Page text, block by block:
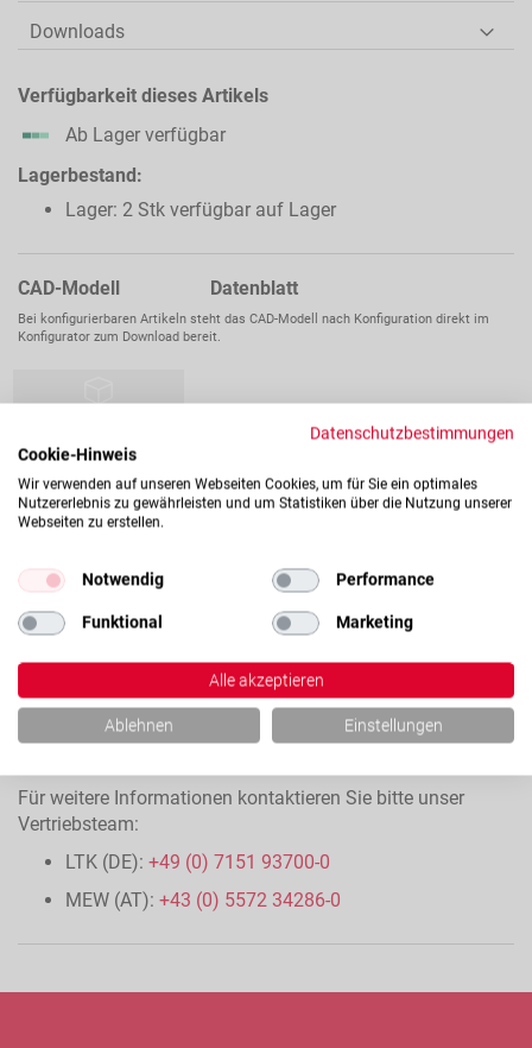
Verfügbarkeit dieses Artikels
Ab Lager verfügbar
Lagerbestand:
Lager: 2 Stk verfügbar auf Lager
CAD-Modell Datenblatt
Bei konfigurierbaren Artikeln steht das CAD-Modell nach Konfiguration direkt im
Konfigurator zum Download bereit.
Für weitere Informationen kontaktieren Sie bitte unser
Vertriebsteam:
LTK (DE): +49 (0) 7151 93700-0
MEW (AT): +43 (0) 5572 34286-0
Downloads
Datenschutzbestimmungen
Cookie-Hinweis
Wir verwenden auf unseren Webseiten Cookies, um für Sie ein optimales
Nutzererlebnis zu gewährleisten und um Statistiken über die Nutzung unserer
Webseiten zu erstellen.
Notwendig Performance
Funktional Marketing
Alle akzeptieren
Ablehnen Einstellungen